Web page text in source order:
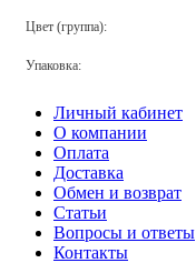
Цвет (группа):
Упаковка:
Личный кабинет
О компании
Оплата
Доставка
Обмен и возврат
Статьи
Вопросы и ответы
Контакты